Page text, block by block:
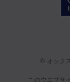
© オック
このウエブサ